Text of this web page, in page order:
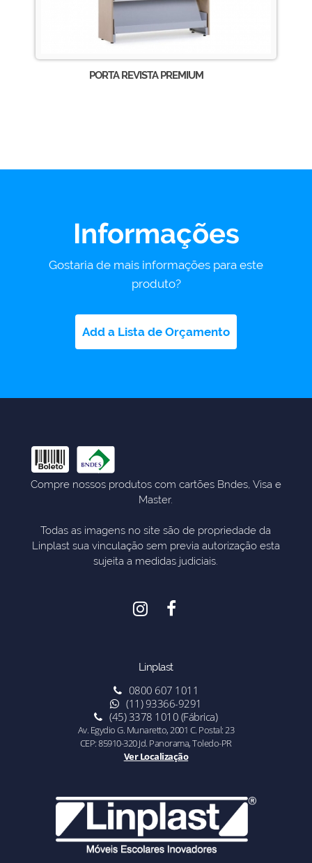
PORTA REVISTA PREMIUM
Informações
Gostaria de mais informações para este
produto?
Add a Lista de Orçamento
Compre nossos produtos com cartões Bndes, Visa e
Master.
Todas as imagens no site são de propriedade da
Linplast sua vinculação sem previa autorização esta
sujeita a medidas judiciais.
Linplast
0800 607 1011
(11) 93366-9291
(45) 3378 1010 (Fábrica)
Av. Egydio G. Munaretto, 2001 C. Postal: 23
CEP: 85910-320 Jd. Panorama, Toledo-PR
Ver Localização